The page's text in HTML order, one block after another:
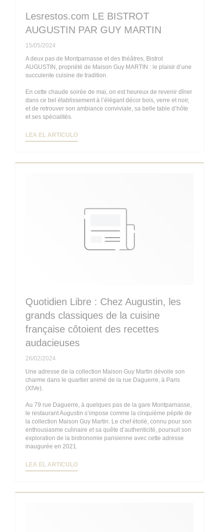
Lesrestos.com LE BISTROT
AUGUSTIN PAR GUY MARTIN
15/05/2024
A deux pas de Montparnasse et des théâtres, Bistrot
AUGUSTIN, propriété de Maison Guy MARTIN : le plaisir d’une
succulente cuisine de tradition.
En cette chaude soirée de mai, on est heureux de revenir dîner
dans ce bel établissement à l’élégant décor bois, verre et noir,
et de retrouver son ambiance conviviale, sa belle table d’hôte
et ses spécialités.
LEA EL ARTICULO((ABRE EN UNA NUEVA VENTANA))
Quotidien Libre : Chez Augustin, les
grands classiques de la cuisine
française côtoient des recettes
audacieuses
26/02/2024
Une adresse de la collection Maison Guy Martin dévoile son
charme dans le quartier animé de la rue Daguerre, à Paris
(XIVe).
Au 79 rue Daguerre, à quelques pas de la gare Montparnasse,
le restaurant Augustin s’impose comme la cinquième pépite de
la collection Maison Guy Martin. Le chef étoilé, connu pour son
enthousiasme culinaire et sa quête d’authenticité, poursuit son
exploration de la bistronomie parisienne avec cette adresse
inaugurée en 2021.
LEA EL ARTICULO((ABRE EN UNA NUEVA VENTANA))